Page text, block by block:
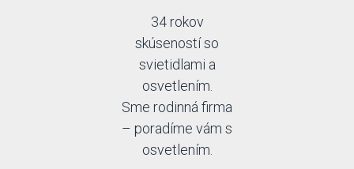
34 rokov
skúseností so
svietidlami a
osvetlením.
Sme rodinná firma
– poradíme vám s
osvetlením.